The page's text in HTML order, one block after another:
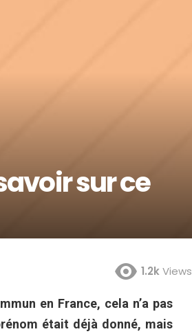
sur ce
1.2kViews
en France, cela n’a pas
était déjà donné, mais